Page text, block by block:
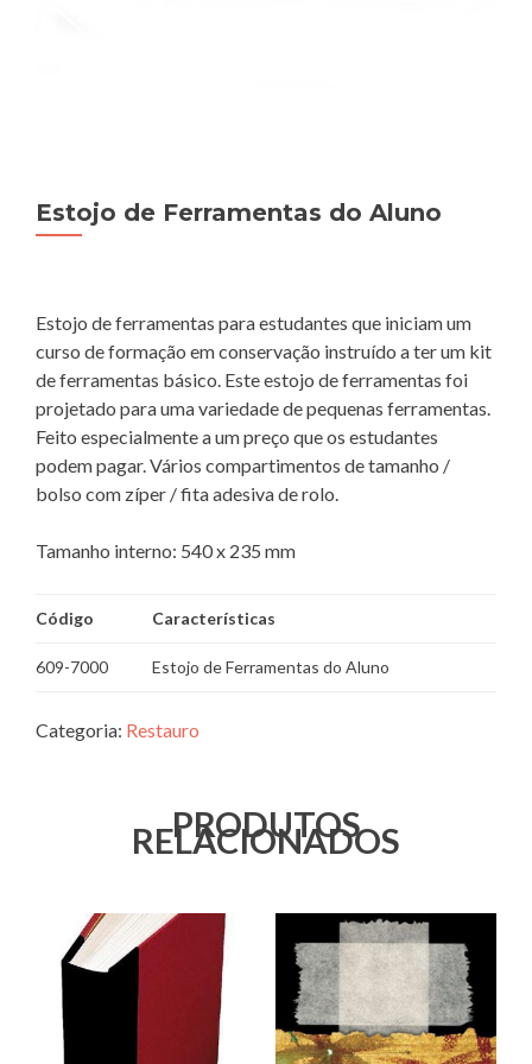
Estojo de Ferramentas do Aluno
Estojo de ferramentas para estudantes que iniciam um
curso de formação em conservação instruído a ter um kit
de ferramentas básico. Este estojo de ferramentas foi
projetado para uma variedade de pequenas ferramentas.
Feito especialmente a um preço que os estudantes
podem pagar. Vários compartimentos de tamanho /
bolso com zíper / fita adesiva de rolo.
Tamanho interno: 540 x 235 mm
Código Características
609-7000 Estojo de Ferramentas do Aluno
Categoria: Restauro
PRODUTOS
RELACIONADOS